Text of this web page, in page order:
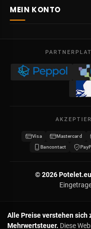
Route Mitoyenne 414
Mo – Fr
09:00 – 17:00
USt-IdNr. BE
Lieferung
AGB
Datenschutz
MEIN KONTO
Meine Gutschriften
Meine Gutscheine
Wiederverkäufer werden
Visa Mastercard
Bancontact
© 2026 Potelet.eu
Alle Preise verstehen sich
Mehrwertsteuer. Diese